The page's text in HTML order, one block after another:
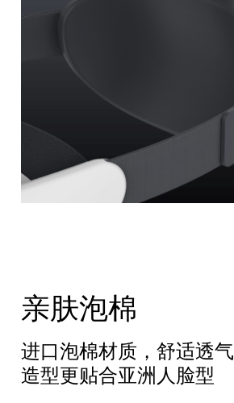
亲肤泡棉
进口泡棉材质，舒适透气
造型更贴合亚洲人脸型